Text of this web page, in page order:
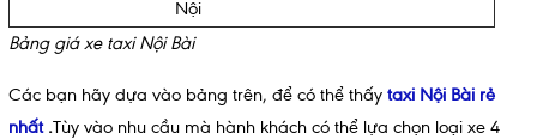
Nội
Bảng giá xe taxi Nội Bài
Các bạn hãy dựa vào bảng trên, để có thể thấy taxi Nội Bài rẻ
nhất .Tùy vào nhu cầu mà hành khách có thể lựa chọn loại xe 4